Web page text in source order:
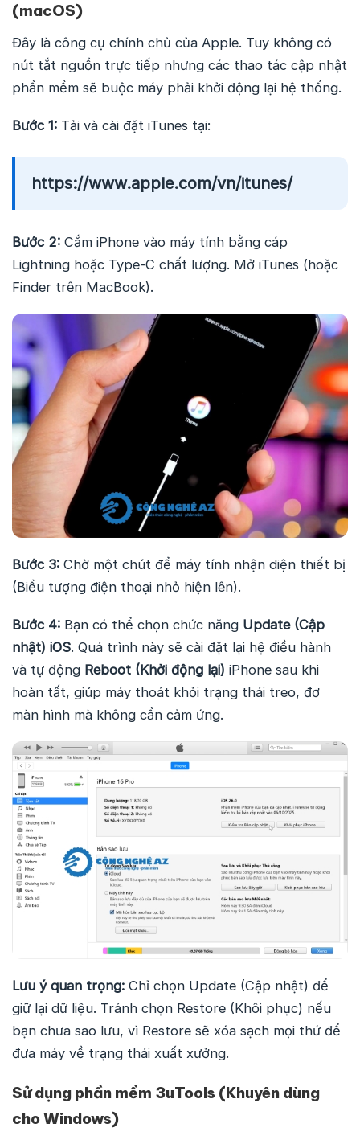
(macOS)
Đây là công cụ chính chủ của Apple. Tuy không có
nút tắt nguồn trực tiếp nhưng các thao tác cập nhật
phần mềm sẽ buộc máy phải khởi động lại hệ thống.
Bước 1: Tải và cài đặt iTunes tại:
https://www.apple.com/vn/itunes/
Bước 2: Cắm iPhone vào máy tính bằng cáp
Lightning hoặc Type-C chất lượng. Mở iTunes (hoặc
Finder trên MacBook).
Bước 3: Chờ một chút để máy tính nhận diện thiết bị
(Biểu tượng điện thoại nhỏ hiện lên).
Bước 4: Bạn có thể chọn chức năng Update (Cập
nhật) iOS. Quá trình này sẽ cài đặt lại hệ điều hành
và tự động Reboot (Khởi động lại) iPhone sau khi
hoàn tất, giúp máy thoát khỏi trạng thái treo, đơ
màn hình mà không cần cảm ứng.
Lưu ý quan trọng: Chỉ chọn Update (Cập nhật) để
giữ lại dữ liệu. Tránh chọn Restore (Khôi phục) nếu
bạn chưa sao lưu, vì Restore sẽ xóa sạch mọi thứ để
đưa máy về trạng thái xuất xưởng.
Sử dụng phần mềm 3uTools (Khuyên dùng
cho Windows)